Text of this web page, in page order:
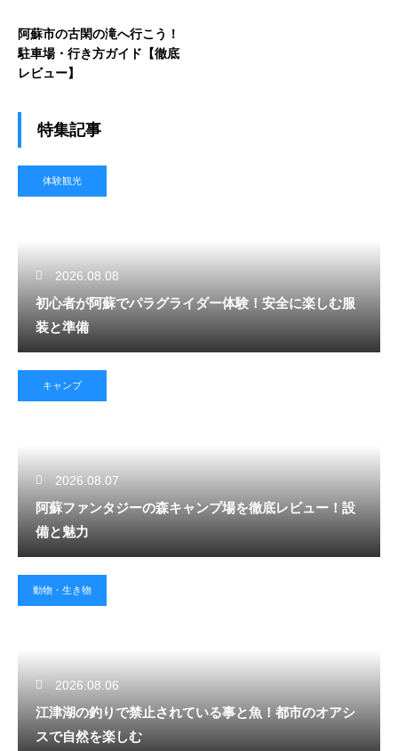
阿蘇市の古閑の滝へ行こう！
駐車場・行き方ガイド【徹底
レビュー】
特集記事
体験観光
2026.08.08
初心者が阿蘇でパラグライダー体験！安全に楽しむ服
装と準備
キャンプ
2026.08.07
阿蘇ファンタジーの森キャンプ場を徹底レビュー！設
備と魅力
動物・生き物
2026.08.06
江津湖の釣りで禁止されている事と魚！都市のオアシ
スで自然を楽しむ